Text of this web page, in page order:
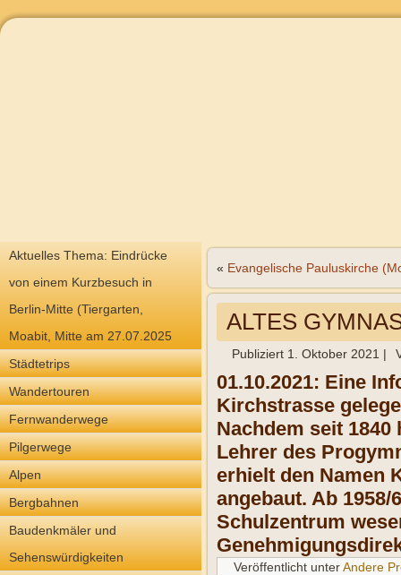
Aktuelles Thema: Eindrücke
von einem Kurzbesuch in
Berlin-Mitte (Tiergarten,
Moabit, Mitte am 27.07.2025
Städtetrips
Wandertouren
Fernwanderwege
Pilgerwege
Alpen
Bergbahnen
Baudenkmäler und
Sehenswürdigkeiten
« Evangelische Pauluskirche
ALTES
Publiziert 1. Oktober 2021 |
01.10.2021: Eine
Kirchstrasse
Nachdem seit
Lehrer des
erhielt den Namen
angebaut. Ab
Schulzentrum
Veröffentlicht unterAndere